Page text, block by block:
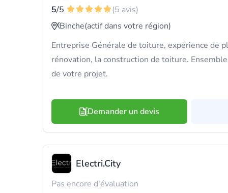
5/5
(5 avis)
Binche(actif dans votre région)
Entreprise Générale de toiture, expérience de
rénovation, la construction de toiture.
de votre projet.
Demander un devis
Electri.City
Pas encore d'évaluation